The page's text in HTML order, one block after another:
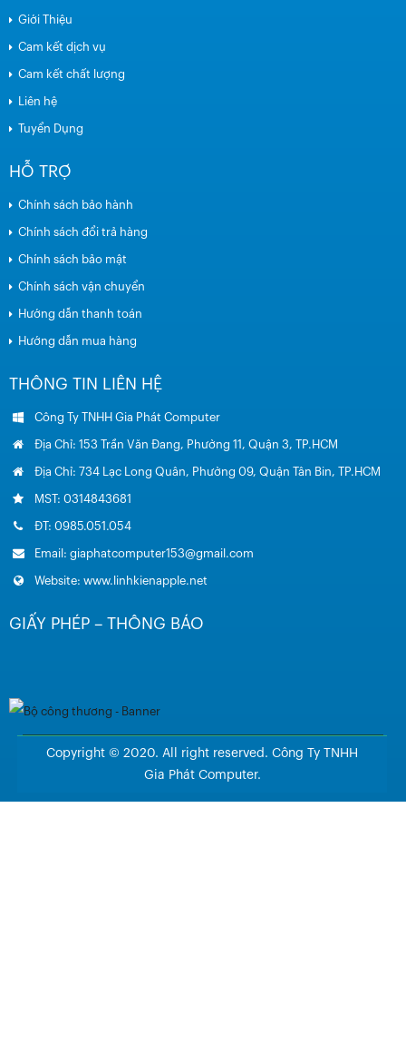
Giới Thiệu
Cam kết dịch vụ
Cam kết chất lượng
Liên hệ
Tuyển Dụng
HỖ TRỢ
Chính sách bảo hành
Chính sách đổi trả hàng
Chính sách bảo mật
Chính sách vận chuyển
Hướng dẫn thanh toán
Hướng dẫn mua hàng
THÔNG TIN LIÊN HỆ
Công Ty TNHH Gia Phát Computer
Địa Chỉ: 153 Trần Văn Đang, Phường 11, Quận 3, TP.HCM
Địa Chỉ: 734 Lạc Long Quân, Phường 09, Quận Tân Bin, TP.HCM
MST: 0314843681
ĐT: 0985.051.054
Email: giaphatcomputer153@gmail.com
Website: www.linhkienapple.net
GIẤY PHÉP – THÔNG BÁO
Copyright © 2020. All right reserved. Công Ty TNHH
Gia Phát Computer.